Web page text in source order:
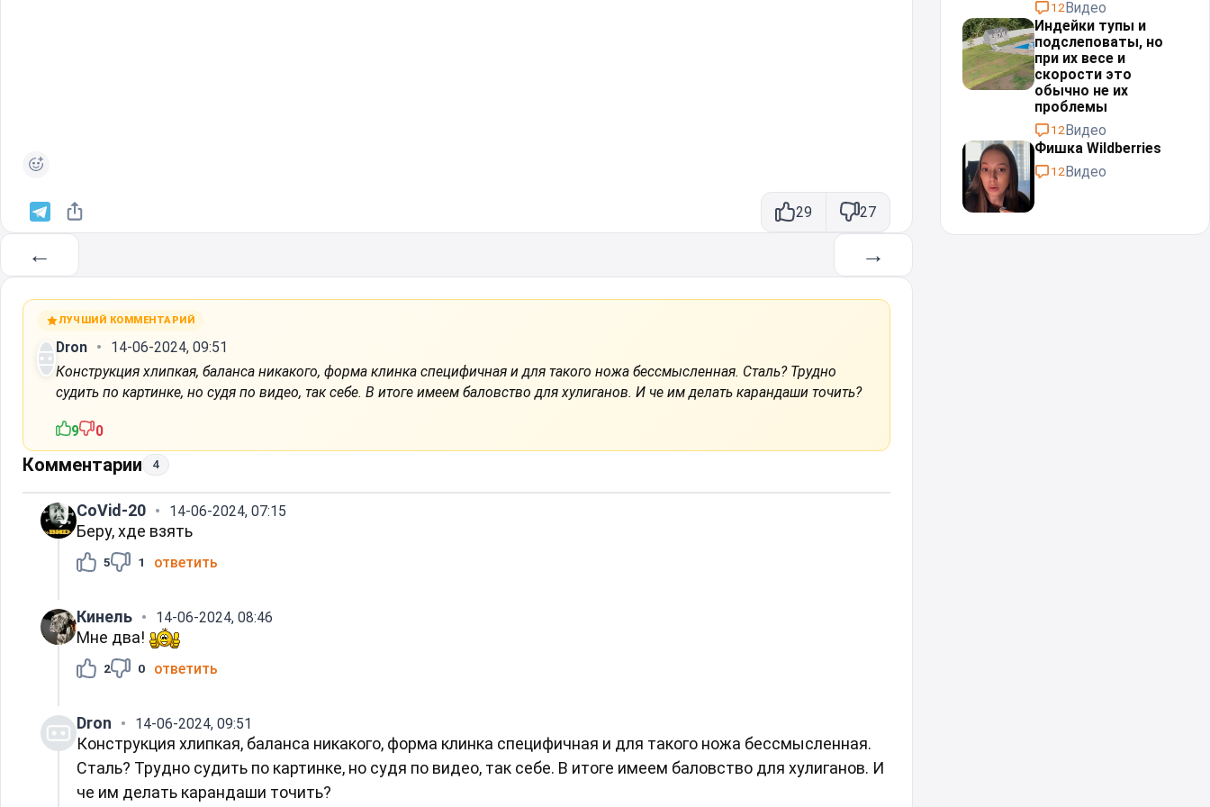
29 27
← →
ЛУЧШИЙ КОММЕНТАРИЙ
Dron
14-06-2024, 09:51
Конструкция хлипкая, баланса никакого, форма клинка специфичная и для такого ножа бессмысленная. Сталь? Трудно
судить по картинке, но судя по видео, так себе. В итоге имеем баловство для хулиганов. И че им делать карандаши точить?
9 0
Комментарии 4
CoVid-20 14-06-2024, 07:15
Беру, хде взять
5 1 ответить
Кинель 14-06-2024, 08:46
Мне два!
2 0 ответить
Dron 14-06-2024, 09:51
Конструкция хлипкая, баланса никакого, форма клинка специфичная и для такого ножа бессмысленная.
Сталь? Трудно судить по картинке, но судя по видео, так себе. В итоге имеем баловство для хулиганов. И
че им делать карандаши точить?
12Видео
Индейки тупы и
подслеповаты, но
при их весе и
скорости это
обычно не их
проблемы⁠⁠
12Видео
Фишка Wildberries
12Видео